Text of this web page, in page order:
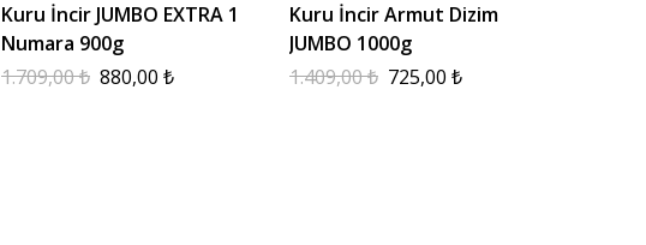
Kuru İncir JUMBO EXTRA 1
Numara 900g
1.709,00₺ 880,00 ₺
Kuru İncir Armut Dizim
JUMBO 1000g
1.409,00₺ 725,00 ₺